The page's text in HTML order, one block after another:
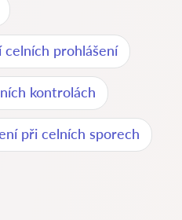
celních prohlášení
kontrolách
při celních sporech